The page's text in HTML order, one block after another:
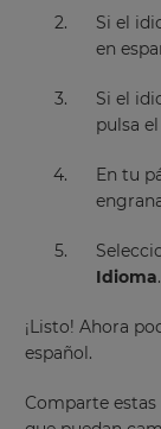
Si el
en
Si el
pulsa
En tu
Idioma.
¡Listo! Ahora
español.
Comparte
Update
region
Region
your
country
for
purposes.